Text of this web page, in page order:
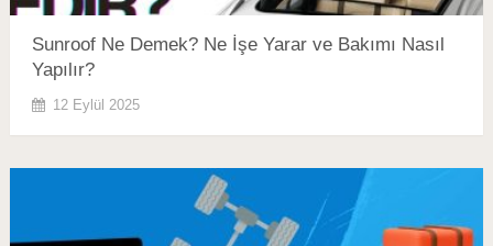
Sunroof Ne Demek? Ne İşe Yarar ve Bakımı Nasıl
Yapılır?
12 Eylül 2025